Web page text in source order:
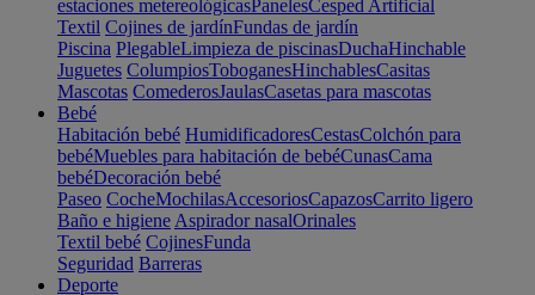
estaciones metereológicasPanelesCesped Artificial
Textil Cojines de jardínFundas de jardín
Piscina PlegableLimpieza de piscinasDuchaHinchable
Juguetes ColumpiosToboganesHinchablesCasitas
Mascotas ComederosJaulasCasetas para mascotas
Bebé
Habitación bebé HumidificadoresCestasColchón para
bebéMuebles para habitación de bebéCunasCama
bebéDecoración bebé
Paseo CocheMochilasAccesoriosCapazosCarrito ligero
Baño e higiene Aspirador nasalOrinales
Textil bebé CojinesFunda
Seguridad Barreras
Deporte